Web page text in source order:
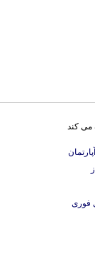
می کند
فوری